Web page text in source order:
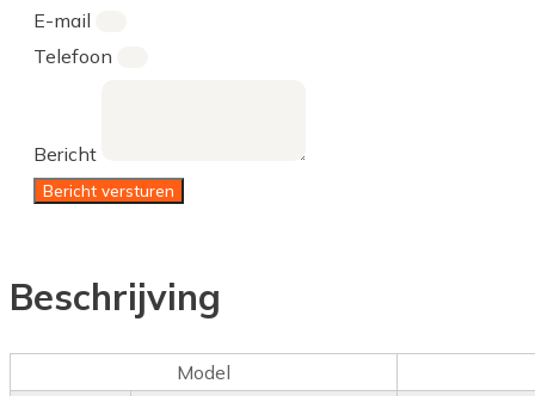
E-mail
Telefoon
Bericht
Bericht versturen
Beschrijving
Model